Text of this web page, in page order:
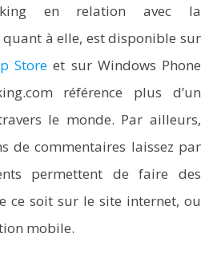
en relation avec la
à elle, est disponible sur
Store et sur Windows Phone
référence plus d’un
le monde. Par ailleurs,
de commentaires laissez par
permettent de faire des
ce soit sur le site internet, ou
mobile.